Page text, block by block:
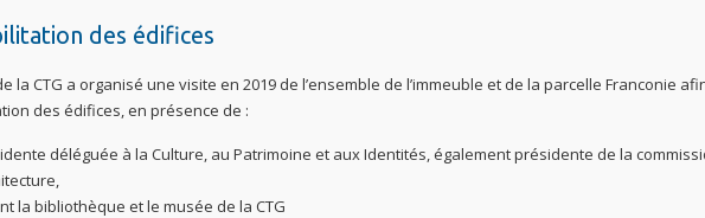
des édifices
la CTG a organisé une visite en 2019 de l’ensemble de l’immeuble et de la parcelle Franconie
des édifices, en présence de :
déléguée à la Culture, au Patrimoine et aux Identités, également présidente de la
la bibliothèque et le musée de la CTG